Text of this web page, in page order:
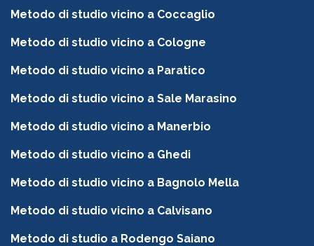
Metodo di studio vicino a Coccaglio
Metodo di studio vicino a Cologne
Metodo di studio vicino a Paratico
Metodo di studio vicino a Sale Marasino
Metodo di studio vicino a Manerbio
Metodo di studio vicino a Ghedi
Metodo di studio vicino a Bagnolo Mella
Metodo di studio vicino a Calvisano
Metodo di studio a Rodengo Saiano